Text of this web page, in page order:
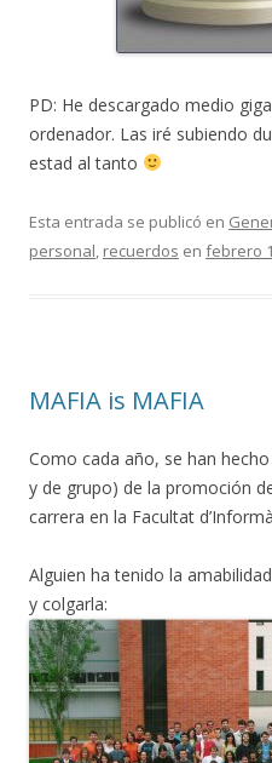
PD: He descargado medio
ordenador. Las iré subiendo
estad al tanto
Esta entrada se publicó en
personal, recuerdos en febrero
MAFIA is MAFIA
Como cada año, se han
y de grupo) de la promoción
carrera en la Facultat
Alguien ha tenido la
y colgarla: